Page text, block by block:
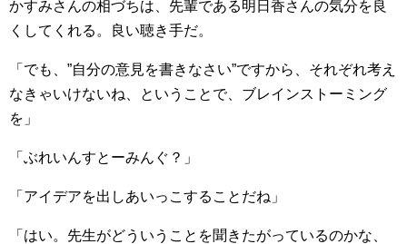
かすみさんの相づちは、先輩である明日香さんの気分を良
くしてくれる。良い聴き手だ。
「でも、”自分の意見を書きなさい”ですから、それぞれ考え
なきゃいけないね、ということで、ブレインストーミング
を」
「ぶれいんすとーみんぐ？」
「アイデアを出しあいっこすることだね」
「はい。先生がどういうことを聞きたがっているのかな、